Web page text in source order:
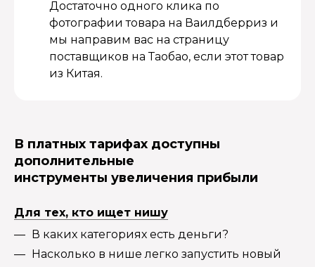
Достаточно одного клика по
фотографии товара на Ваилдберриз и
мы направим вас на страницу
поставщиков на Таобао, если этот товар
из Китая.
В платных тарифах доступны
дополнительные
инструменты увеличения прибыли
Для тех, кто ищет нишу
В каких категориях есть деньги?
Насколько в нише легко запустить новый